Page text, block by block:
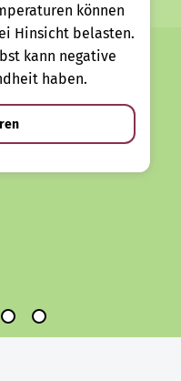
können
Hinsicht belasten.
kann negative
haben.